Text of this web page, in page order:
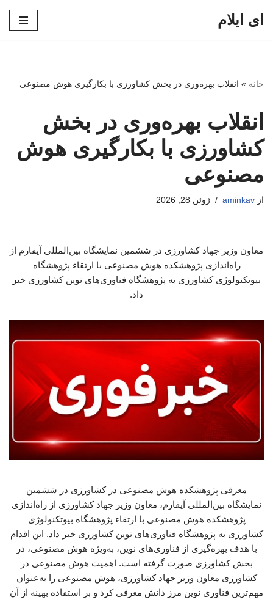
ای ایلام
خانه » انقلاب بهره‌وری در بخش کشاورزی با بکارگیری هوش مصنوعی
انقلاب بهره‌وری در بخش
کشاورزی با بکارگیری هوش
مصنوعی
از aminkav ژوئن 28, 2026
معاون وزیر جهاد کشاورزی در ششمین نمایشگاه بین‌المللی آیفارم از
راه‌اندازی پژوهشکده هوش مصنوعی با ارتقاء پژوهشگاه
بیوتکنولوژی کشاورزی به پژوهشگاه فناوری‌های نوین کشاورزی خبر
داد.
معرفی پژوهشکده هوش مصنوعی در کشاورزی در ششمین
نمایشگاه بین‌المللی آیفارم، معاون وزیر جهاد کشاورزی از راه‌اندازی
پژوهشکده هوش مصنوعی با ارتقاء پژوهشگاه بیوتکنولوژی
کشاورزی به پژوهشگاه فناوری‌های نوین کشاورزی خبر داد. این اقدام
با هدف بهره‌گیری از فناوری‌های نوین، به‌ویژه هوش مصنوعی، در
بخش کشاورزی صورت گرفته است. اهمیت هوش مصنوعی در
کشاورزی معاون وزیر جهاد کشاورزی، هوش مصنوعی را به‌عنوان
مهم‌ترین فناوری نوین مرز دانش معرفی کرد و بر استفاده بهینه از آن